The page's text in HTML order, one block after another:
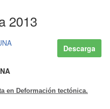
2013
Descarga
en Deformación tectónica.